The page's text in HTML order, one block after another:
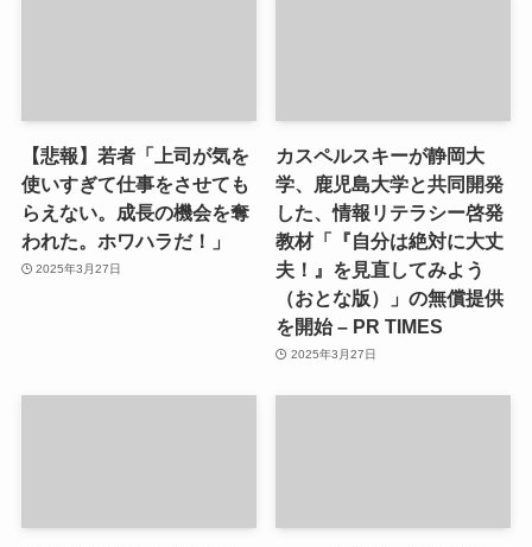
【悲報】若者「上司が気を
使いすぎて仕事をさせても
らえない。成長の機会を奪
われた。ホワハラだ！」
2025年3月27日
カスペルスキーが静岡大
学、鹿児島大学と共同開発
した、情報リテラシー啓発
教材「『自分は絶対に大丈
夫！』を見直してみよう
（おとな版）」の無償提供
を開始 – PR TIMES
2025年3月27日